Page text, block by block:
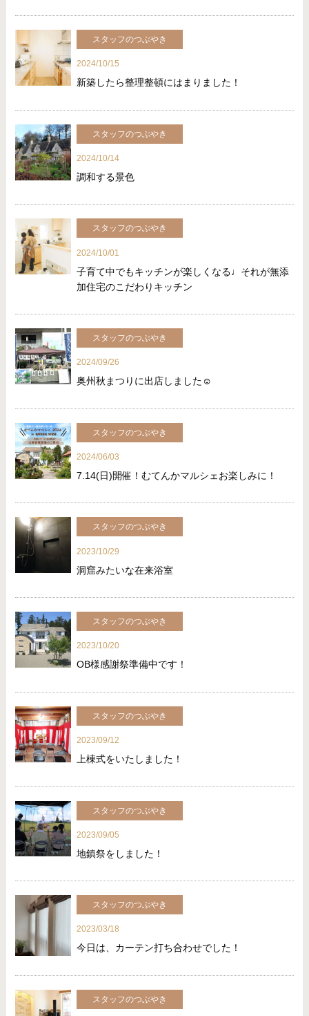
スタッフのつぶやき
2024/10/15
新築したら整理整頓にはまりました！
スタッフのつぶやき
2024/10/14
調和する景色
スタッフのつぶやき
2024/10/01
子育て中でもキッチンが楽しくなる♩それが無添
加住宅のこだわりキッチン
スタッフのつぶやき
2024/09/26
奥州秋まつりに出店しました☺
スタッフのつぶやき
2024/06/03
7.14(日)開催！むてんかマルシェお楽しみに！
スタッフのつぶやき
2023/10/29
洞窟みたいな在来浴室
スタッフのつぶやき
2023/10/20
OB様感謝祭準備中です！
スタッフのつぶやき
2023/09/12
上棟式をいたしました！
スタッフのつぶやき
2023/09/05
地鎮祭をしました！
スタッフのつぶやき
2023/03/18
今日は、カーテン打ち合わせでした！
スタッフのつぶやき